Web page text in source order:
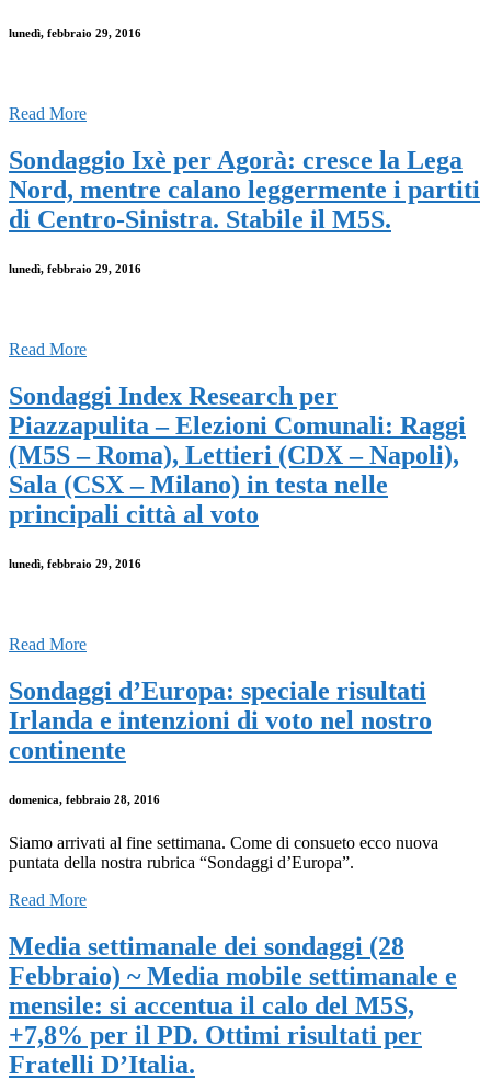
lunedì, febbraio 29, 2016
Read More
Sondaggio Ixè per Agorà: cresce la Lega
Nord, mentre calano leggermente i partiti
di Centro-Sinistra. Stabile il M5S.
lunedì, febbraio 29, 2016
Read More
Sondaggi Index Research per
Piazzapulita – Elezioni Comunali: Raggi
(M5S – Roma), Lettieri (CDX – Napoli),
Sala (CSX – Milano) in testa nelle
principali città al voto
lunedì, febbraio 29, 2016
Read More
Sondaggi d’Europa: speciale risultati
Irlanda e intenzioni di voto nel nostro
continente
domenica, febbraio 28, 2016
Siamo arrivati al fine settimana. Come di consueto ecco nuova
puntata della nostra rubrica “Sondaggi d’Europa”.
Read More
Media settimanale dei sondaggi (28
Febbraio) ~ Media mobile settimanale e
mensile: si accentua il calo del M5S,
+7,8% per il PD. Ottimi risultati per
Fratelli D’Italia.